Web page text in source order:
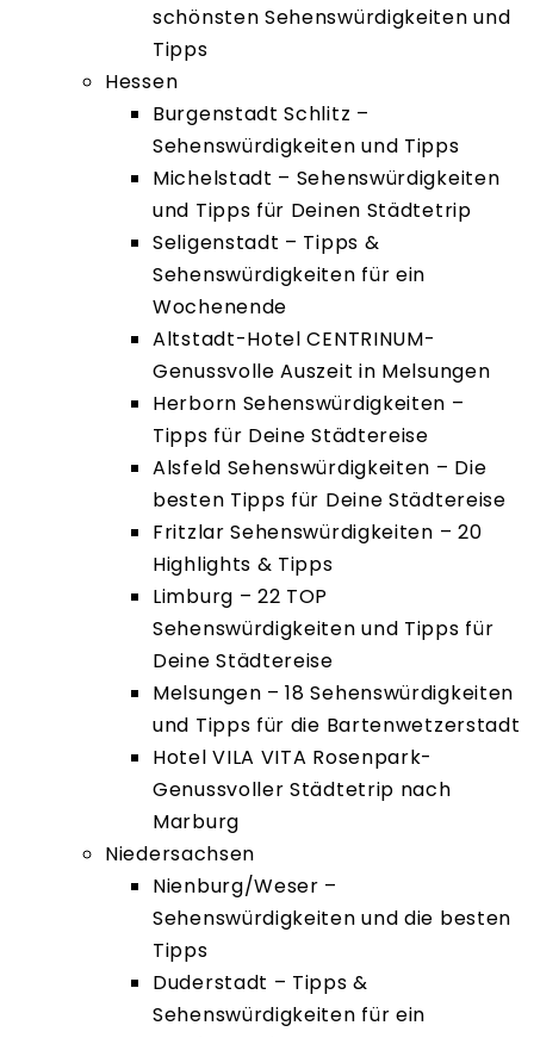
schönsten Sehenswürdigkeiten und
Tipps
Hessen
Burgenstadt Schlitz –
Sehenswürdigkeiten und Tipps
Michelstadt – Sehenswürdigkeiten
und Tipps für Deinen Städtetrip
Seligenstadt – Tipps &
Sehenswürdigkeiten für ein
Wochenende
Altstadt-Hotel CENTRINUM-
Genussvolle Auszeit in Melsungen
Herborn Sehenswürdigkeiten –
Tipps für Deine Städtereise
Alsfeld Sehenswürdigkeiten – Die
besten Tipps für Deine Städtereise
Fritzlar Sehenswürdigkeiten – 20
Highlights & Tipps
Limburg – 22 TOP
Sehenswürdigkeiten und Tipps für
Deine Städtereise
Melsungen – 18 Sehenswürdigkeiten
und Tipps für die Bartenwetzerstadt
Hotel VILA VITA Rosenpark-
Genussvoller Städtetrip nach
Marburg
Niedersachsen
Nienburg/Weser –
Sehenswürdigkeiten und die besten
Tipps
Duderstadt – Tipps &
Sehenswürdigkeiten für ein